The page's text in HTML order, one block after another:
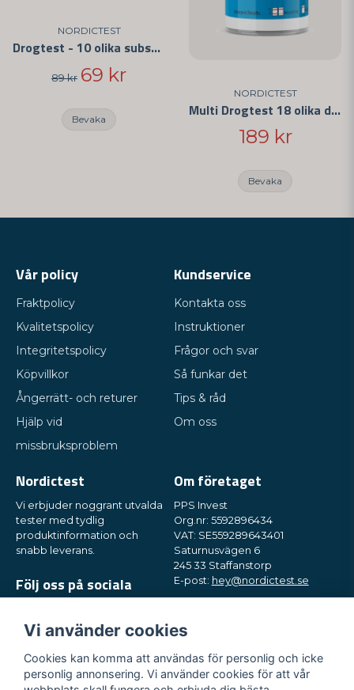
NORDICTEST
Drogtest - 10 olika substanser
89 kr 69 kr
Bevaka
NORDICTEST
Multi Drogtest 18 olika droger
189 kr
Bevaka
Vår policy
Fraktpolicy
Kvalitetspolicy
Integritetspolicy
Köpvillkor
Ångerrätt- och returer
Hjälp vid
missbruksproblem
Kundservice
Kontakta oss
Instruktioner
Frågor och svar
Så funkar det
Tips & råd
Om oss
Nordictest
Vi erbjuder noggrant utvalda
tester med tydlig
produktinformation och
snabb leverans.
Följ oss på sociala
Om företaget
PPS Invest
Org.nr: 5592896434
VAT: SE559289643401
Saturnusvägen 6
245 33 Staffanstorp
E-post: hey@nordictest.se
Vi använder cookies
Cookies kan komma att användas för personlig och icke
personlig annonsering. Vi använder cookies för att vår